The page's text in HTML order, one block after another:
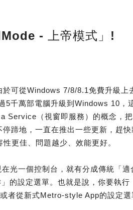
- 上帝模式」!
可從Windows 7/8/8.1免費升級上
5千萬部電腦升級到Windows 10，
Service（視窗即服務）的概念，把
蹄地，一直在推出一些更新，趕快
更佳、問題越少、效能更好。
光一個控制台，就有分成傳統「適
的設定選單。也就是說，你要執行
者從新式Metro-style App的設定選